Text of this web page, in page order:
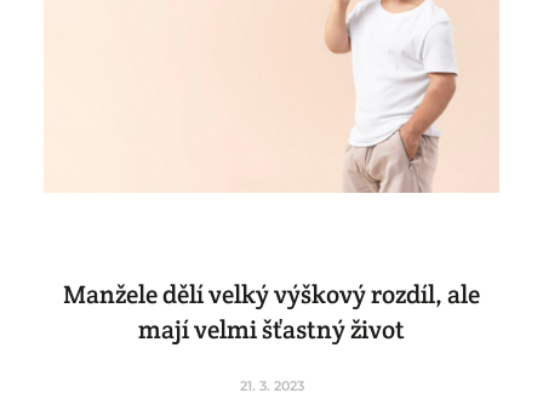
Manžele dělí velký výškový rozdíl, ale
mají velmi šťastný život
21. 3. 2023